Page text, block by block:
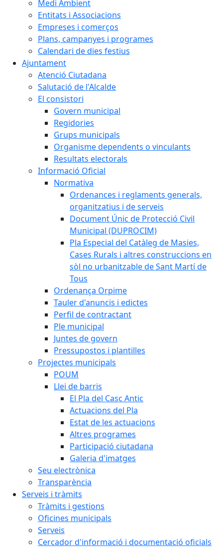
Medi Ambient
Entitats i Associacions
Empreses i comerços
Plans, campanyes i programes
Calendari de dies festius
Ajuntament
Atenció Ciutadana
Salutació de l'Alcalde
El consistori
Govern municipal
Regidories
Grups municipals
Organisme dependents o vinculants
Resultats electorals
Informació Oficial
Normativa
Ordenances i reglaments generals,
organitzatius i de serveis
Document Únic de Protecció Civil
Municipal (DUPROCIM)
Pla Especial del Catàleg de Masies,
Cases Rurals i altres construccions en
sòl no urbanitzable de Sant Martí de
Tous
Ordenança Orpime
Tauler d'anuncis i edictes
Perfil de contractant
Ple municipal
Juntes de govern
Pressupostos i plantilles
Projectes municipals
POUM
Llei de barris
El Pla del Casc Antic
Actuacions del Pla
Estat de les actuacions
Altres programes
Participació ciutadana
Galeria d'imatges
Seu electrònica
Transparència
Serveis i tràmits
Tràmits i gestions
Oficines municipals
Serveis
Cercador d'informació i documentació oficials